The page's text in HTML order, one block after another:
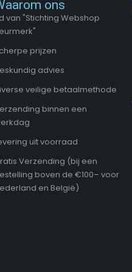
ons
van "Stichting Webshop
prijzen
advies
veilige betaalmethode
binnen een
uit voorraad
Verzending (bij een
boven de €100– voor
en België)